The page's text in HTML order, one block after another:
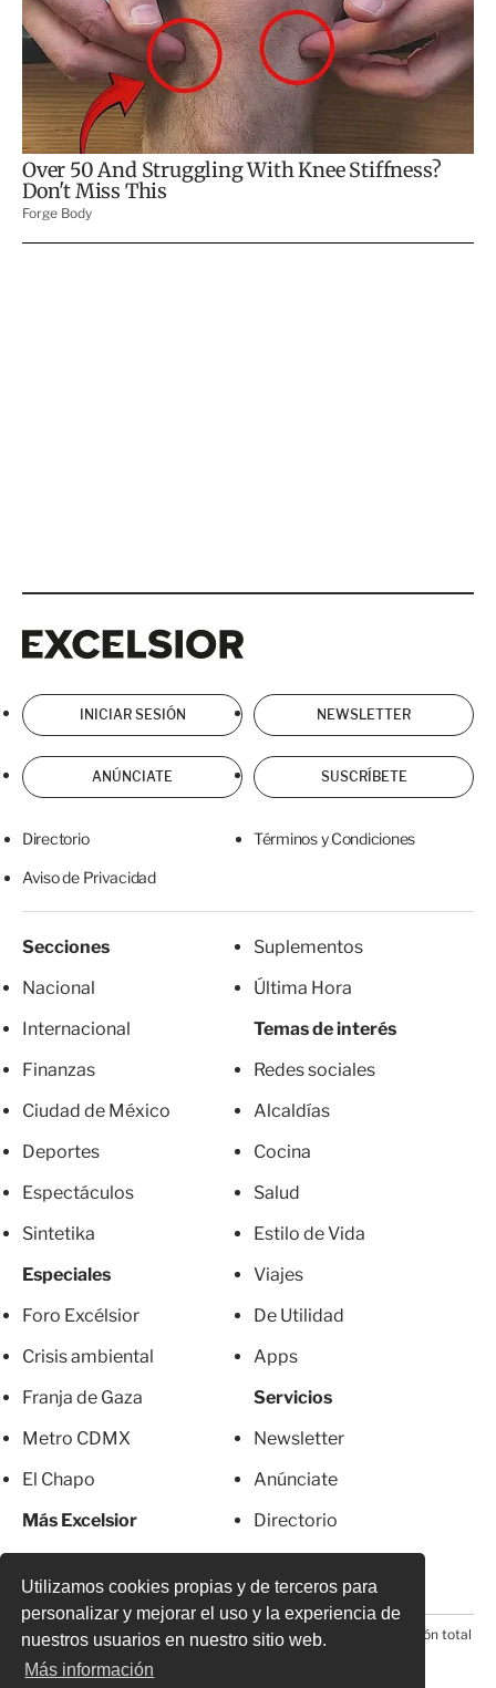
Utilizamos cookies propias y de terceros para
personalizar y mejorar el uso y la experiencia de
nuestros usuarios en nuestro sitio web.
Más información
INICIAR SESIÓN NEWSLETTER
ANÚNCIATE SUSCRÍBETE
Directorio Términos y Condiciones
Aviso de Privacidad
Secciones
Nacional
Internacional
Finanzas
Ciudad de México
Deportes
Espectáculos
Sintetika
Especiales
Foro Excélsior
Crisis ambiental
Franja de Gaza
Metro CDMX
El Chapo
Más Excelsior
Suplementos
Última Hora
Temas de interés
Redes sociales
Alcaldías
Cocina
Salud
Estilo de Vida
Viajes
De Utilidad
Apps
Servicios
Newsletter
Anúnciate
Directorio
© 2026 Todos los derechos reservados. Prohibida la reproducción total
o parcial, incluyendo cualquier medio electrónico*